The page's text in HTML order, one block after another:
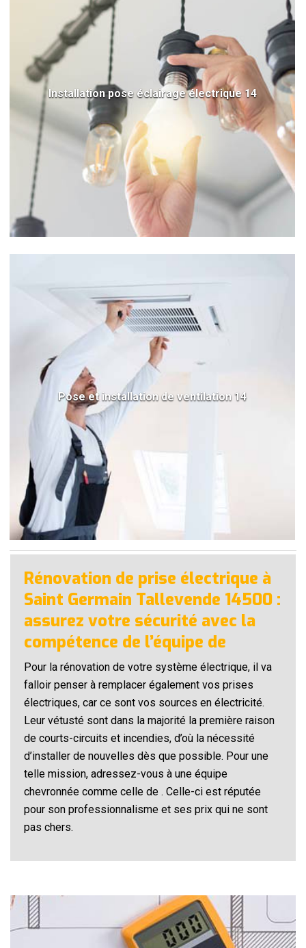
Installation pose éclairage électrique 14
Pose et installation de ventilation 14
Rénovation de prise électrique à
Saint Germain Tallevende 14500 :
assurez votre sécurité avec la
compétence de l’équipe de
Pour la rénovation de votre système électrique, il va
falloir penser à remplacer également vos prises
électriques, car ce sont vos sources en électricité.
Leur vétusté sont dans la majorité la première raison
de courts-circuits et incendies, d’où la nécessité
d’installer de nouvelles dès que possible. Pour une
telle mission, adressez-vous à une équipe
chevronnée comme celle de . Celle-ci est réputée
pour son professionnalisme et ses prix qui ne sont
pas chers.